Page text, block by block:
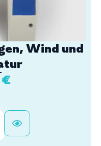
Wind und
€